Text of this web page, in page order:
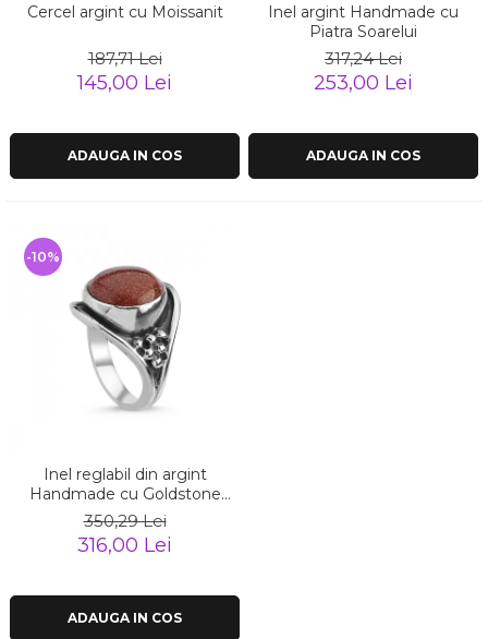
Cercel argint cu Moissanit
187,71 Lei
145,00 Lei
ADAUGA IN COS
Inel argint Handmade cu
Piatra Soarelui
317,24 Lei
253,00 Lei
ADAUGA IN COS
Inel reglabil din argint
Handmade cu Goldstone
Piatra Soarelui
350,29 Lei
316,00 Lei
-10%
ADAUGA IN COS